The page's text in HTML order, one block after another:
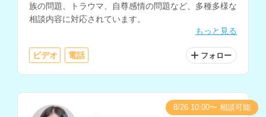
族の問題、トラウマ、自尊感情の問題など、多種多様な
相談内容に対応されています。
もっと見る
ビデオ 電話 フォロー
8/26 10:00〜 相談可能